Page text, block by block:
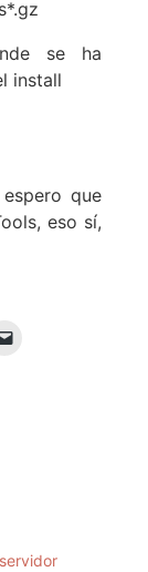
se ha
install
que
eso sí,